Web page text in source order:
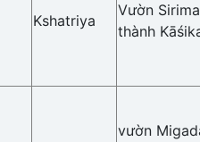
Kshatriya
Vườn
thành
vườn